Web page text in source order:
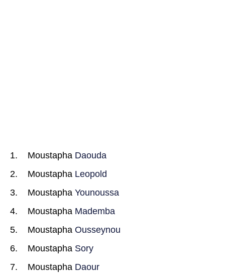
Moustapha Daouda
Moustapha Leopold
Moustapha Younoussa
Moustapha Mademba
Moustapha Ousseynou
Moustapha Sory
Moustapha Daour